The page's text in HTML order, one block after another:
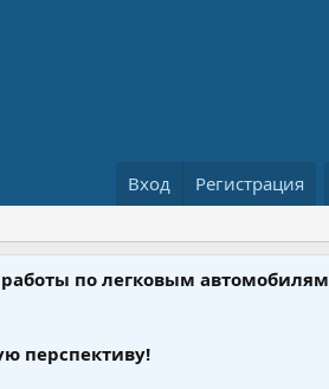
Вход Регистрация
по легковым автомобилям
перспективу!